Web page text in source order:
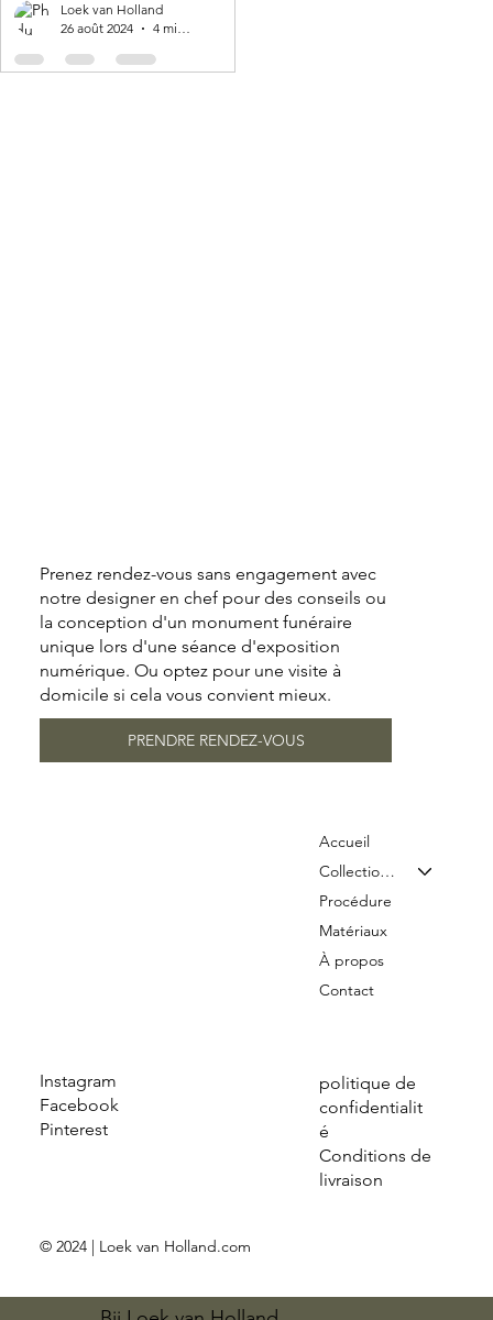
Loek van Holland
26 août 2024
4 min de lecture
Instagram
Facebook
Pinterest
politique de
confidentialit
é
Conditions de
livraison
Accueil
Collection & Tarifs
Procédure
Matériaux
À propos
Contact
© 2024 | Loek van Holland.com
Prenez rendez-vous sans engagement avec
notre designer en chef pour des conseils ou
la conception d'un monument funéraire
unique lors d'une séance d'exposition
numérique. Ou optez pour une visite à
domicile si cela vous convient mieux.
PRENDRE RENDEZ-VOUS